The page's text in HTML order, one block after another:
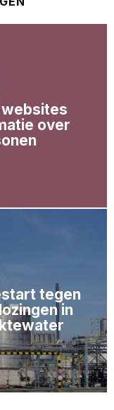
over
tegen
in